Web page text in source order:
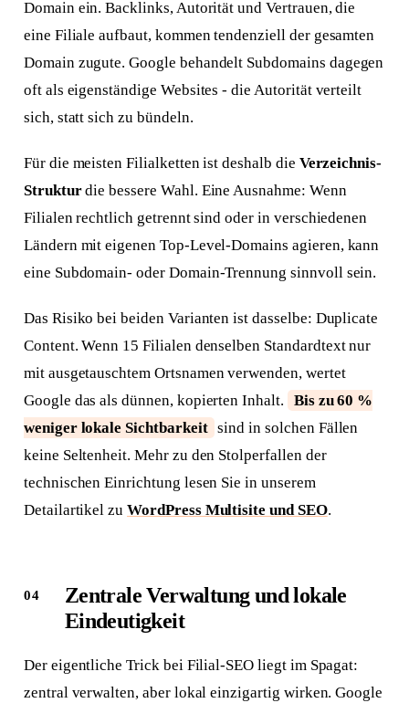
Domain ein. Backlinks, Autorität und Vertrauen, die
eine Filiale aufbaut, kommen tendenziell der gesamten
Domain zugute. Google behandelt Subdomains dagegen
oft als eigenständige Websites - die Autorität verteilt
sich, statt sich zu bündeln.
Für die meisten Filialketten ist deshalb die Verzeichnis-
Strukturdie bessere Wahl. Eine Ausnahme: Wenn
Filialen rechtlich getrennt sind oder in verschiedenen
Ländern mit eigenen Top-Level-Domains agieren, kann
eine Subdomain- oder Domain-Trennung sinnvoll sein.
Das Risiko bei beiden Varianten ist dasselbe: Duplicate
Content. Wenn 15 Filialen denselben Standardtext nur
mit ausgetauschtem Ortsnamen verwenden, wertet
Google das als dünnen, kopierten Inhalt.
Bis zu 60 %
weniger lokale Sichtbarkeit sind in solchen Fällen
keine Seltenheit. Mehr zu den Stolperfallen der
technischen Einrichtung lesen Sie in unserem
Detailartikel zuWordPress Multisite und SEO.
Zentrale Verwaltung und lokale
Eindeutigkeit
Der eigentliche Trick bei Filial-SEO liegt im Spagat:
zentral verwalten, aber lokal einzigartig wirken. Google